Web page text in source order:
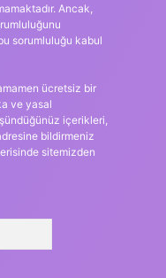
Ancak,
sorumluluğu kabul
ücretsiz bir
ve yasal
içerikleri,
bildirmeniz
sitemizden